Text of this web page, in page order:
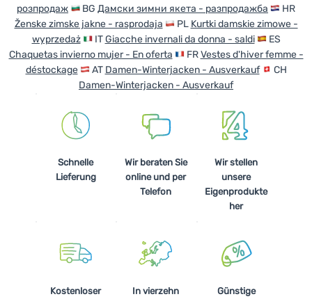
розпродаж
BG Дамски зимни якета - разпродажба
HR
Ženske zimske jakne - rasprodaja
PL Kurtki damskie zimowe -
wyprzedaż
ITGiacche invernali da donna - saldi
ES
Chaquetas invierno mujer - En oferta
FRVestes d'hiver femme -
déstockage
AT Damen-Winterjacken - Ausverkauf
CH
Damen-Winterjacken - Ausverkauf
Schnelle
Lieferung
Wir beraten Sie
online und per
Telefon
Wir stellen
unsere
Eigenprodukte
her
Kostenloser
In vierzehn
Günstige